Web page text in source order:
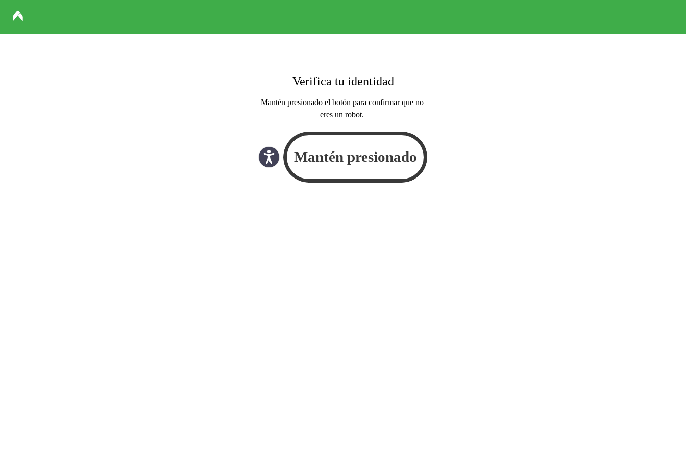
Verifica tu identidad
Mantén presionado el botón para confirmar que no
eres un robot.